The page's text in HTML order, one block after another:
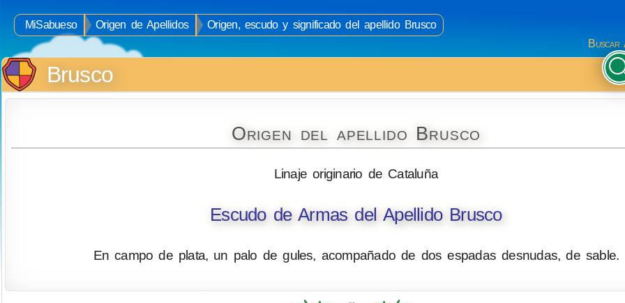
MiSabueso Origen de Apellidos
Origen, escudo y significado del apellido Brusco
Buscar
Brusco
Origen del apellido Brusco
Linaje originario de Cataluña
Escudo de Armas del Apellido Brusco
En campo de plata, un palo de gules, acompañado de dos espadas desnudas, de sable.